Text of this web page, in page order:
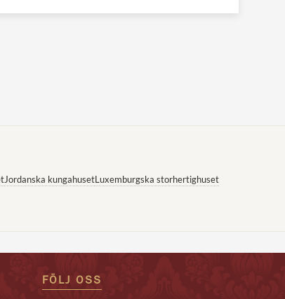
Jordanska kungahusetLuxemburgska storhertighuset
FÖLJ OSS